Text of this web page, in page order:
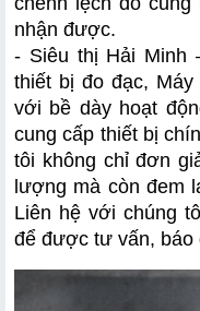
nhận được.
- Siêu thị Hải Minh
thiết bị đo đạc,
với bề dày hoạt
cung cấp thiết bị
tôi không chỉ đơn
lượng mà còn đem
Liên hệ với chúng
để được tư vấn, báo